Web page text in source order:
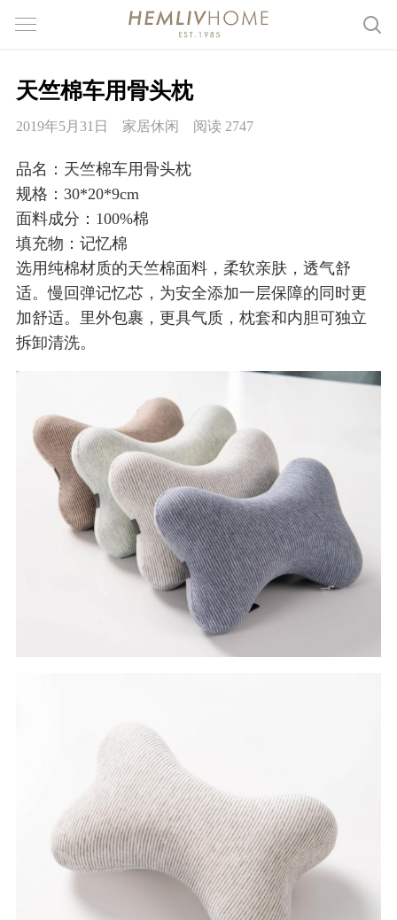
天竺棉车用骨头枕
2019年5月31日 家居休闲 阅读 2747
品名：天竺棉车用骨头枕
规格：30*20*9cm
面料成分：100%棉
填充物：记忆棉
选用纯棉材质的天竺棉面料，柔软亲肤，透气舒
适。慢回弹记忆芯，为安全添加一层保障的同时更
加舒适。里外包裹，更具气质，枕套和内胆可独立
拆卸清洗。